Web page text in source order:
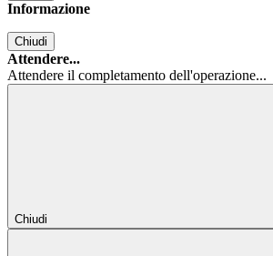
Informazione
Chiudi
Attendere...
Attendere il completamento dell'operazione...
Chiudi